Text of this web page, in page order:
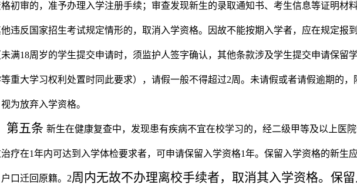
初审的，准予办理入学注册手续；审查发现新生的录取通知书、考生信息等证明材
违反国家招生考试规定情形的，取消入学资格。因故不能按期入学者，应在规定报
满18周岁的学生提交申请时，须监护人签字确认，其他条款涉及学生提交申请保留
重大学习权利处置时同此要求），请假一般不得超过2周。未请假或者请假逾期的
为放弃入学资格。
第五条 新生在健康复查中，发现患有疾病不宜在校学习的，经二级甲等及以上医
疗在1年内可达到入学体检要求者，可申请保留入学资格1年。保留入学资格的新生
口迁回原籍。 2周内无故不办理离校手续者，取消其入学资格。保